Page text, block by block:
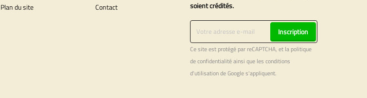
Plan du site
Contact
soient crédités.
Inscription
Ce site est protégé par reCAPTCHA, et la politique
de confidentialitéainsi que les conditions
d'utilisationde Google s'appliquent.